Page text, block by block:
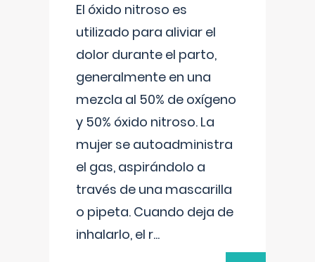
El óxido nitroso es
utilizado para aliviar el
dolor durante el parto,
generalmente en una
mezcla al 50% de oxígeno
y 50% óxido nitroso. La
mujer se autoadministra
el gas, aspirándolo a
través de una mascarilla
o pipeta. Cuando deja de
inhalarlo, el r...